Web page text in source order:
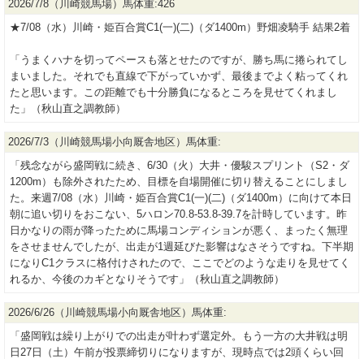
2026/7/8（川崎競馬場）馬体重:426
★7/08（水）川崎・姫百合賞C1(一)(二)（ダ1400m）野畑凌騎手 結果2着
「うまくハナを切ってペースも落とせたのですが、勝ち馬に捲られてし
まいました。それでも直線で下がっていかず、最後までよく粘ってくれ
たと思います。この距離でも十分勝負になるところを見せてくれまし
た」（秋山直之調教師）
2026/7/3（川崎競馬場小向厩舎地区）馬体重:
「残念ながら盛岡戦に続き、6/30（火）大井・優駿スプリント（S2・ダ
1200m）も除外されたため、目標を自場開催に切り替えることにしまし
た。来週7/08（水）川崎・姫百合賞C1(一)(二)（ダ1400m）に向けて本日
朝に追い切りをおこない、5ハロン70.8-53.8-39.7を計時しています。昨
日かなりの雨が降ったために馬場コンディションが悪く、まったく無理
をさせませんでしたが、出走が1週延びた影響はなさそうですね。下半期
になりC1クラスに格付けされたので、ここでどのような走りを見せてく
れるか、今後のカギとなりそうです」（秋山直之調教師）
2026/6/26（川崎競馬場小向厩舎地区）馬体重:
「盛岡戦は繰り上がりでの出走が叶わず選定外。もう一方の大井戦は明
日27日（土）午前が投票締切りになりますが、現時点では2頭くらい回